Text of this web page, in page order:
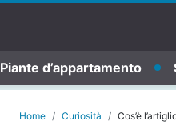
Piante d’appartamento
Home Curiosità Cos’è